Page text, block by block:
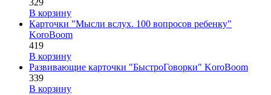
329
В корзину
Карточки "Мысли вслух. 100 вопросов ребенку"
KoroBoom
419
В корзину
Развивающие карточки "БыстроГоворки" KoroBoom
339
В корзину